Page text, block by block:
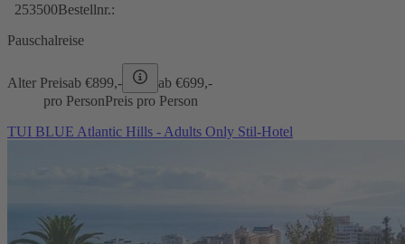
253500Bestellnr.:
Pauschalreise
Alter Preisab €899,- ab €699,-
pro PersonPreis pro Person
TUI BLUE Atlantic Hills - Adults Only Stil-Hotel